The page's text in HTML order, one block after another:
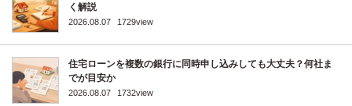
く解説
2026.08.07 1729view
住宅ローンを複数の銀行に同時申し込みしても大丈夫？何社ま
でが目安か
2026.08.07 1732view